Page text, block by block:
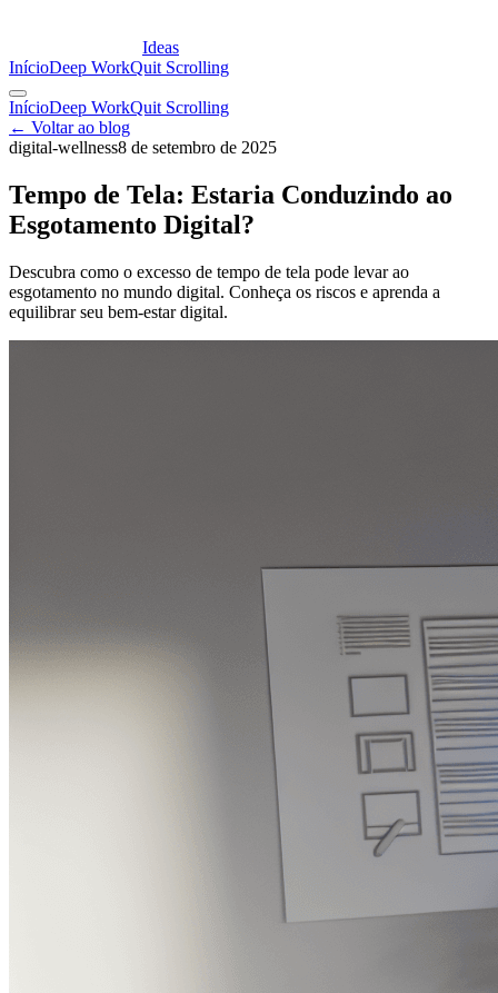
Ideas
InícioDeep WorkQuit Scrolling
InícioDeep WorkQuit Scrolling
← Voltar ao blog
digital-wellness8 de setembro de 2025
Tempo de Tela: Estaria Conduzindo ao
Esgotamento Digital?
Descubra como o excesso de tempo de tela pode levar ao
esgotamento no mundo digital. Conheça os riscos e aprenda a
equilibrar seu bem-estar digital.